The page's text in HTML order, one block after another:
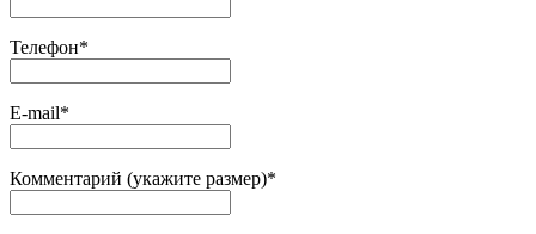
Телефон*
E-mail*
Комментарий (укажите размер)*